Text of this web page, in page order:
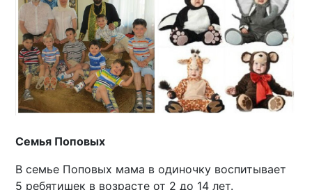
Семья Поповых
В семье Поповых мама в одиночку воспитывает
5 ребятишек в возрасте от 2 до 14 лет.